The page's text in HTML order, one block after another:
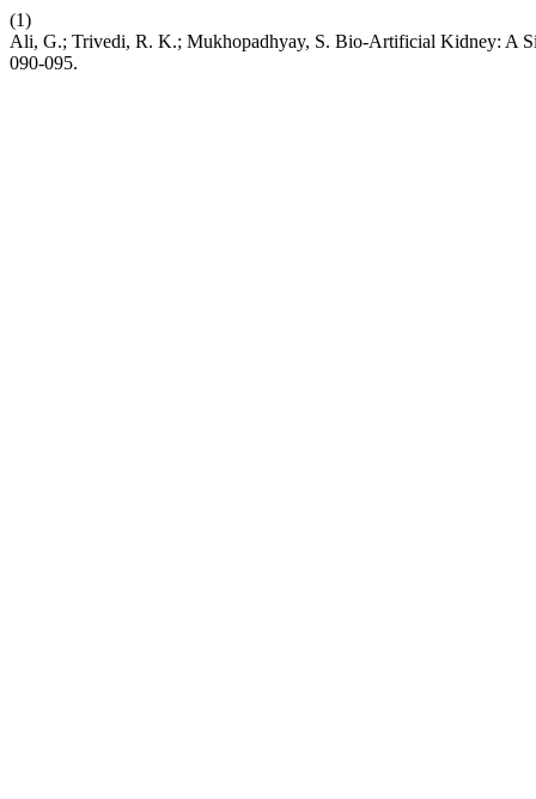
(1)
Ali, G.; Trivedi, R. K.; Mukhopadhyay, S. Bio-Artificial Kidney: A
090-095.